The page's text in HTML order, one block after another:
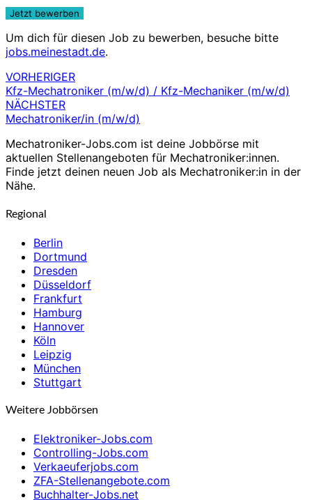
Um dich für diesen Job zu bewerben, besuche bitte
jobs.meinestadt.de.
Beitragsnavigation
VORHERIGER
Kfz-Mechatroniker (m/w/d) / Kfz-Mechaniker (m/w/d)
NÄCHSTER
Mechatroniker/in (m/w/d)
Mechatroniker-Jobs.com ist deine Jobbörse mit
aktuellen Stellenangeboten für Mechatroniker:innen.
Finde jetzt deinen neuen Job als Mechatroniker:in in der
Nähe.
Regional
Berlin
Dortmund
Dresden
Düsseldorf
Frankfurt
Hamburg
Hannover
Köln
Leipzig
München
Stuttgart
Weitere Jobbörsen
Elektroniker-Jobs.com
Controlling-Jobs.com
Verkaeuferjobs.com
ZFA-Stellenangebote.com
Buchhalter-Jobs.net